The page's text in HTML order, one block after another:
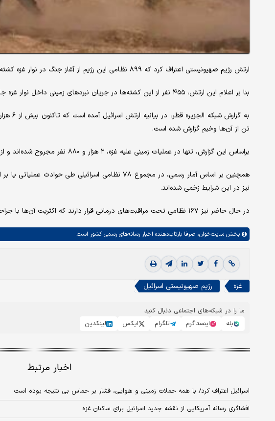
ارتش رژیم صهیونیستی اعتراف کرد که ۸۹۹ نظامی این رژیم از آغاز جنگ در نوار غزه کشته شدند.
بنا بر اعلام این ارتش، ۴۵۵ نفر از این کشته‌ها در جریان نبردهای زمینی داخل نوار غزه جان باخته‌اند.
تن از آن‌ها وخیم گزارش شده است.
براساس این گزارش، تنها در عملیات زمینی علیه غزه، ۲ هزار و ۸۸۰ نفر مجروح شده‌اند و از این میان، ۵۵۲ نظامی به شدت آسیب دیده‌اند.
نیز در این شرایط زخمی شده‌اند.
در حال حاضر نیز ۱۶۷ نظامی تحت مراقبت‌های درمانی قرار دارند که اکثریت آن‌ها با جراحات متوسط تا شدید روبه‌رو هستند.
بخش سایت‌خوان، صرفا بازتاب‌دهنده اخبار رسانه‌های رسمی کشور است.
غزه رژیم صهیونیستی اسرائیل
ما را در شبکه‌های اجتماعی دنبال کنید
بله
اینستاگرم تلگرام ایکس لینکدین
اخبار مرتبط
اسرائیل اعتراف کرد/ با همه حملات زمینی و هوایی، فشار بر حماس بی نتیجه بوده است
افشاگری رسانه آمریکایی از نقشه جدید اسرائیل برای ساکنان غزه